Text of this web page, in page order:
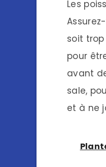
Les
soit trop
pour
avant
sale,
et à ne